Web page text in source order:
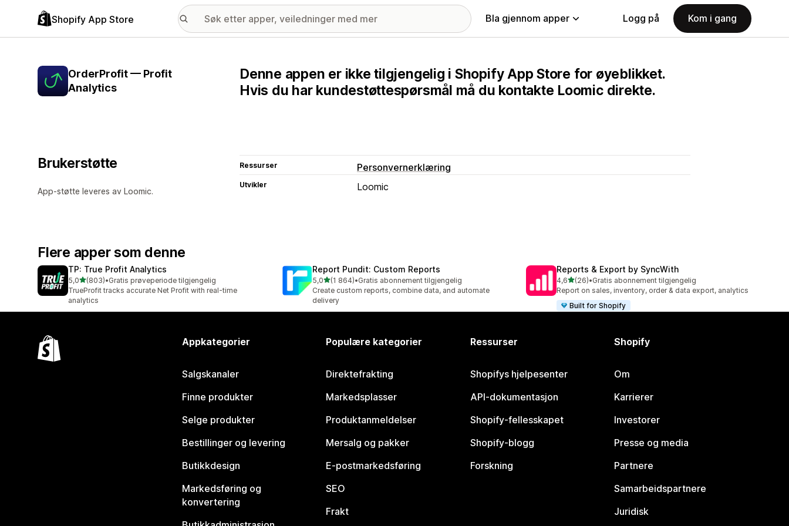
Shopify App Store Bla gjennom apper Logg på Kom i gang
OrderProfit — Profit
Analytics
Denne appen er ikke tilgjengelig i Shopify App Store for øyeblikket.
Hvis du har kundestøttespørsmål må du kontakte Loomic direkte.
Brukerstøtte
App-støtte leveres av Loomic.
Ressurser Personvernerklæring
Utvikler Loomic
Flere apper som denne
TP: True Profit Analytics
5,0av 5 stjerner
(803)
Totalt 803 omtaler
•Gratis prøveperiode tilgjengelig
TrueProfit tracks accurate Net Profit with real-time
analytics
Report Pundit: Custom Reports
5,0av 5 stjerner
(1 864)
Totalt 1864 omtaler
•Gratis abonnement tilgjengelig
Create custom reports, combine data, and automate
delivery
Reports & Export by SyncWith
4,6av 5 stjerner
(26)
Totalt 26 omtaler
•Gratis abonnement tilgjengelig
Report on sales, inventory, order & data export, analytics
Built for Shopify
Appkategorier
Salgskanaler
Finne produkter
Selge produkter
Bestillinger og levering
Butikkdesign
Markedsføring og
konvertering
Populære kategorier
Direktefrakting
Markedsplasser
Produktanmeldelser
Mersalg og pakker
E-postmarkedsføring
SEO
Frakt
Ressurser
Shopifys hjelpesenter
API-dokumentasjon
Shopify-fellesskapet
Shopify-blogg
Forskning
Shopify
Om
Karrierer
Investorer
Presse og media
Partnere
Samarbeidspartnere
Juridisk